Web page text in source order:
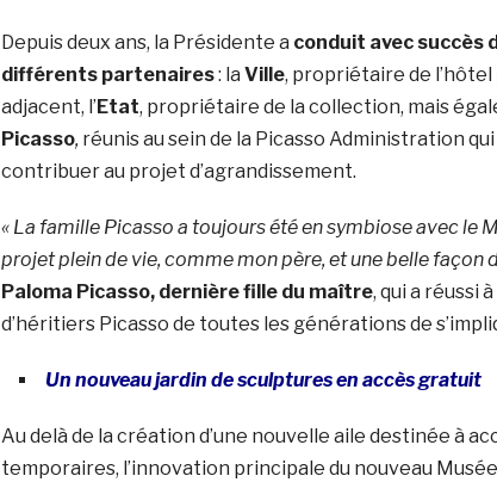
Depuis deux ans, la Présidente a conduit avec succès
différents partenaires: la Ville, propriétaire de
adjacent, l’ Etat, propriétaire de la collection, mais
Picasso,réunis au sein de la Picasso Administration
contribuer au projet d’agrandissement.
« La famille Picasso a toujours été en symbiose avec le
projet plein de vie, comme mon père, et une belle façon
Paloma Picasso, dernière fille du maître, qui a réussi
d’héritiers Picasso de toutes les générations de
Un nouveau jardin de sculptures en accès gratuit
Au delà de la création d’une nouvelle aile destinée à
temporaires, l’innovation principale du nouveau